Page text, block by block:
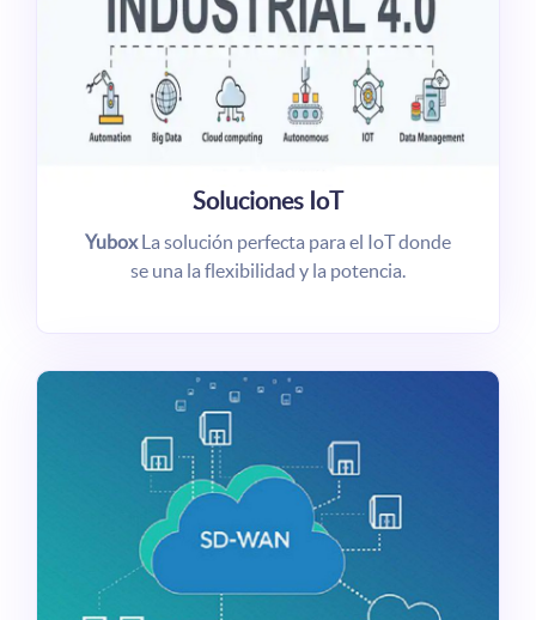
Soluciones IoT
YuboxLa solución perfecta para el IoT donde
se una la flexibilidad y la potencia.